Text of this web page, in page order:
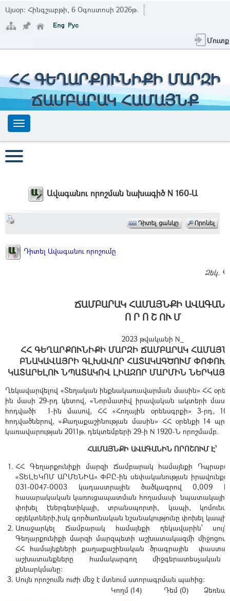
Այսօր: Հինգշաբթի, 6 Օգոստոսի 2026թ.
Մուտք
ՀՀ ԳԵՂԱՐՔՈՒՆԻՔԻ ՄԱՐԶԻ
ՃԱՄԲԱՐԱԿ ՀԱՄԱՅՆՔ
Ավագանու որոշման նախագիծ N 160-Ա
Դիտել Ավագանու որոշումը
Զեկ.
ՃԱՄԲԱՐԱԿ ՀԱՄԱՅՆՔԻ
Ո Ր Ո Շ ՈՒ Մ
2023 թվականի N_
ՀՀ ԳԵՂԱՐՔՈՒՆԻՔԻ ՄԱՐԶԻ ՃԱՄԲԱՐԱԿ
ԲՆԱԿԱՎԱՅՐԻ ԳԼԽԱՎՈՐ ՀԱՏԱԿԱԳԾՈՒՄ
ԿԱՏԱՐԵԼՈՒ ՆՊԱՏԱԿՈՎ ԼԻԱԶՈՐ ՄԱՐՄԻՆ
Ղեկավարվելով «Տեղական ինքնակառավարման մասին» ՀՀ
ին մասի 29-րդ կետով, «Նորմատիվ իրավական ակտերի
հոդվածի 1-ին մասով, ՀՀ «Հողային օրենսգրքի» 3-րդ,
հոդվածներով, «Քաղաքաշինության մասին» ՀՀ օրենքի 14
կառավարության 2011թ. դեկտեմբերի 29-ի N 1920-Ն որոշմամբ.
ՀԱՄԱՅՆՔԻ ԱՎԱԳԱՆԻՆ ՈՐՈՇՈՒՄ Է՝
ՀՀ Գեղարքունիքի մարզի Ճամբարակ համայնքի
«ՏԵԼԵԿՈՄ ԱՐՄԵՆԻԱ» ՓԲԸ-ին սեփականության
031-0047-0003 կադաստրային ծածկագրով 0,009
հասարակական կառուցապատման հողամասի նպատակային
փոխել էներգետիկայի, տրանսպորտի, կապի,
օբյեկտների,իսկ գործառնական նշանակությունը փոխել կապի:
Առաջարկել Ճամբարակ համայնքի ղեկավարին՝
Գեղարքունիքի մարզի մարզպետի աշխատակազմի միջոցով
ՀՀ համայնքների քաղաքաշինական ծրագրային
աշխատանքները համակարգող միջգերատեսչական
քննարկմանը:
Սույն որոշումն ուժի մեջ է մտնում ստորագրման պահից:
Կողմ (14)
Դեմ (0)